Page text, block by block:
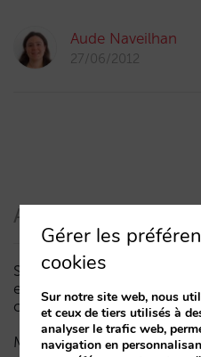
Aude Naveilhan
27/06/2012
Articles récents
Sarai intègre le multi-
et demande à forte valeur,
conversation
Moins de campagnes, plus
Gérer les
cookies
Sur notre site web, nous
et ceux de tiers utilisés à
analyser le trafic web,
navigation en